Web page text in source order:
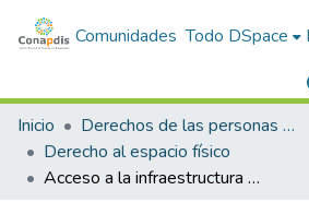
Comunidades Todo DSpace
Inicio
Derechos de las personas con discapacidad
Derecho al espacio físico
Acceso a la infraestructura urbana y rural